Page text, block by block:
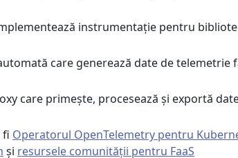
instrumentație pentru
care generează date de telemetrie
care primește, procesează și exportă
fi Operatorul OpenTelemetry pentru
și resursele comunității pentru FaaS